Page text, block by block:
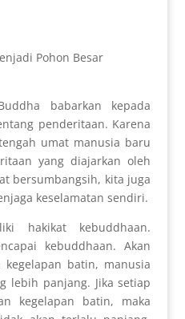
Pohon Besar
babarkan kepada
penderitaan. Karena
umat manusia baru
yang diajarkan oleh
bersumbangsih, kita juga
keselamatan sendiri.
hakikat kebuddhaan.
kebuddhaan. Akan
batin, manusia
lebih panjang. Jika setiap
kegelapan batin, maka